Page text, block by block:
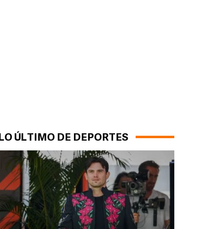
LO ÚLTIMO DE DEPORTES